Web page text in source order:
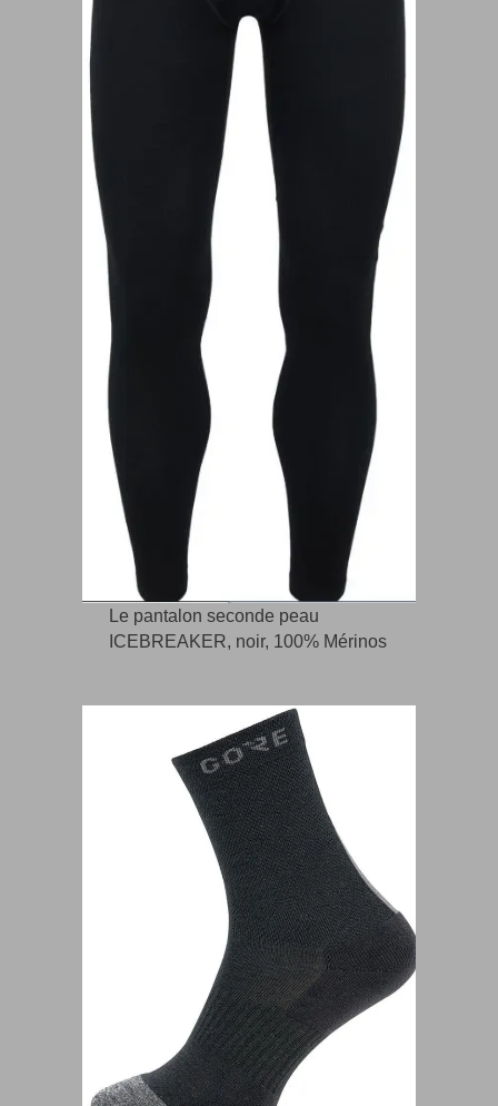
Le pantalon seconde peau
ICEBREAKER, noir, 100% Mérinos